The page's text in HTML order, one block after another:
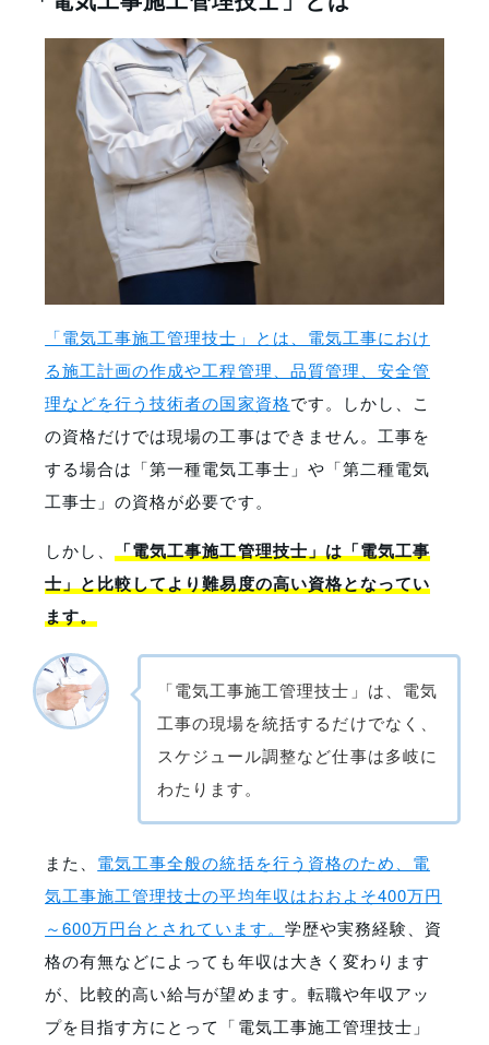
「電気工事施工管理技士」とは、電気工事におけ
る施工計画の作成や工程管理、品質管理、安全管
理などを行う技術者の国家資格です。しかし、こ
の資格だけでは現場の工事はできません。工事を
する場合は「第一種電気工事士」や「第二種電気
工事士」の資格が必要です。
しかし、 「電気工事施工管理技士」は「電気工事
士」と比較してより難易度の高い資格となってい
ます。
「電気工事施工管理技士」は、電気
工事の現場を統括するだけでなく、
スケジュール調整など仕事は多岐に
わたります。
また、 電気工事全般の統括を行う資格のため、電
気工事施工管理技士の平均年収はおおよそ400万円
～600万円台とされています。 学歴や実務経験、資
格の有無などによっても年収は大きく変わります
が、比較的高い給与が望めます。転職や年収アッ
プを目指す方にとって「電気工事施工管理技士」